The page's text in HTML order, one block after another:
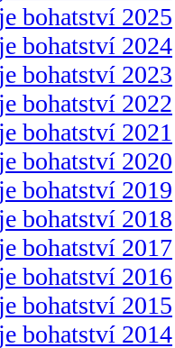
bohatství 2025
bohatství 2024
bohatství 2023
bohatství 2022
bohatství 2021
bohatství 2020
bohatství 2019
bohatství 2018
bohatství 2017
bohatství 2016
bohatství 2015
bohatství 2014